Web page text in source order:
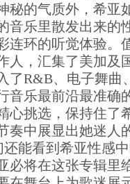
秘的气质外，希亚
音乐里散发出来的
连环的听觉体验。
人，汇集了美加及
了R&B、电子舞曲
音乐最前沿最准确
心挑选，保持住了
奏中展显出她迷人
能看到希亚性感
必将在这张专辑里